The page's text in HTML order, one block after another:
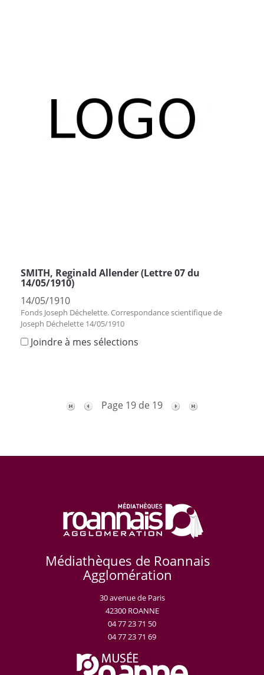
SMITH, Reginald Allender (Lettre 07 du
14/05/1910)
14/05/1910
Fonds Joseph Déchelette. Correspondance scientifique de
Joseph Déchelette 14/05/1910
Joindre à mes sélections
Page 19 de 19
Médiathèques de Roannais
Agglomération
30 avenue de Paris
42300 ROANNE
04 77 23 71 50
04 77 23 71 69